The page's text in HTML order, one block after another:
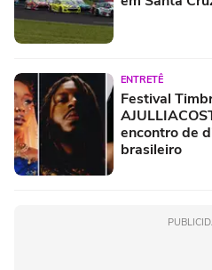
ENTRETÊ
Festival
encontro de
brasileiro